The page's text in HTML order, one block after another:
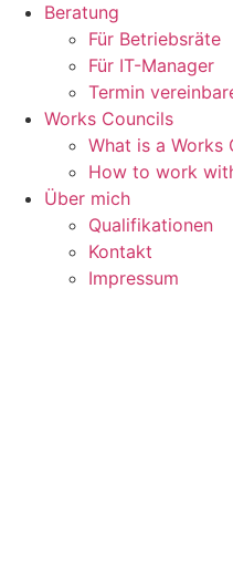
Beratung
Für Betriebsräte
Für IT-Manager
Termin
Works Councils
What is a Works
How to work
Über mich
Qualifikationen
Kontakt
Impressum